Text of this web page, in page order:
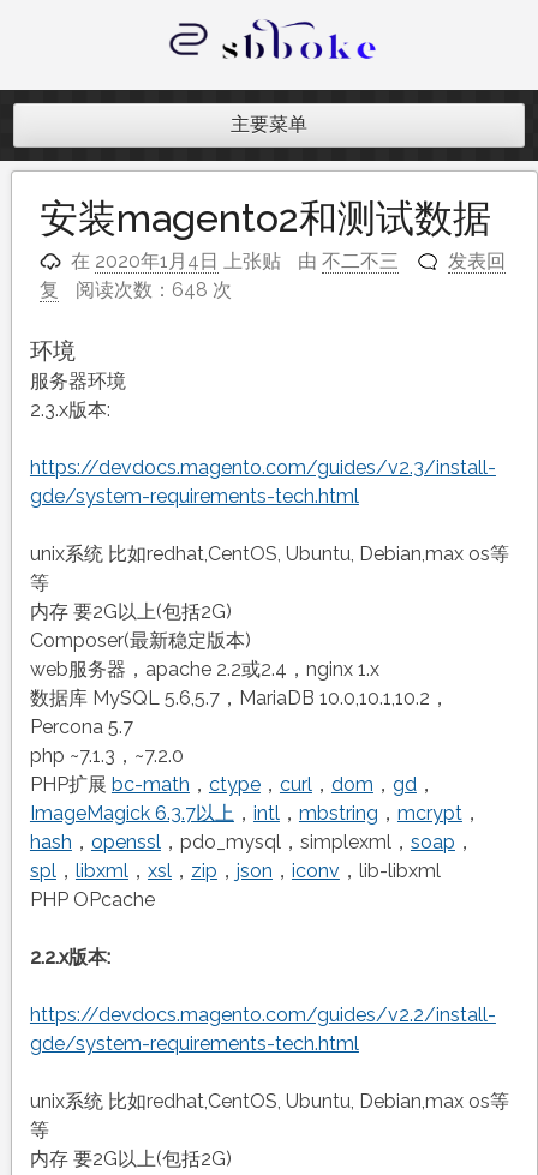
内
记录跨境电商独立站开发遇到的点点
主要菜单
安装magento2和测试数据
在 2020年1月4日 上张贴 由 不二不三
发表回
复
阅读次数：648 次
环境
服务器环境
2.3.x版本:
https://devdocs.magento.com/guides/v2.3/install-
gde/system-requirements-tech.html
unix系统 比如redhat,CentOS, Ubuntu, Debian,max os等
等
内存 要2G以上(包括2G)
Composer(最新稳定版本)
web服务器，apache 2.2或2.4，nginx 1.x
数据库 MySQL 5.6,5.7，MariaDB 10.0,10.1,10.2，
Percona 5.7
php ~7.1.3，~7.2.0
PHP扩展 bc-math ， ctype， curl， dom ， gd，
ImageMagick 6.3.7以上， intl， mbstring ， mcrypt，
hash ， openssl，pdo_mysql，simplexml， soap ，
spl， libxml， xsl， zip ， json ， iconv ，lib-libxml
PHP OPcache
2.2.x版本:
https://devdocs.magento.com/guides/v2.2/install-
gde/system-requirements-tech.html
unix系统 比如redhat,CentOS, Ubuntu, Debian,max os等
等
内存 要2G以上(包括2G)